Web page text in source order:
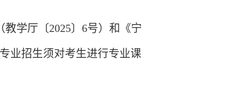
教学厅〔2025〕 6号）和《宁
业招生须对考生进行专业课